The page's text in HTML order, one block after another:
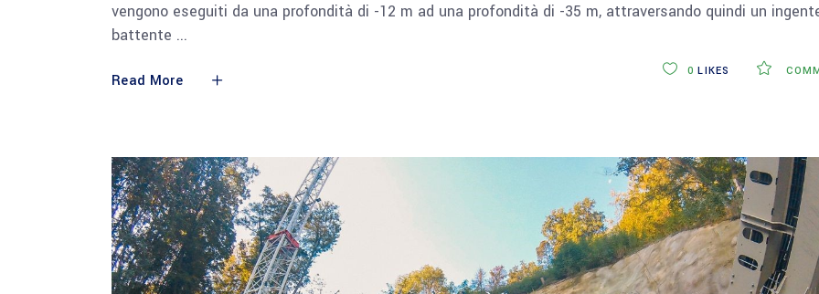
vengono eseguiti da una profondità di -12 m ad una profondità di -35 m, attraversando quindi un
battente
Read More
0 LIKES